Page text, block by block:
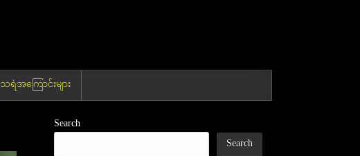
သရဲအကြောင်းများ
Search
Search